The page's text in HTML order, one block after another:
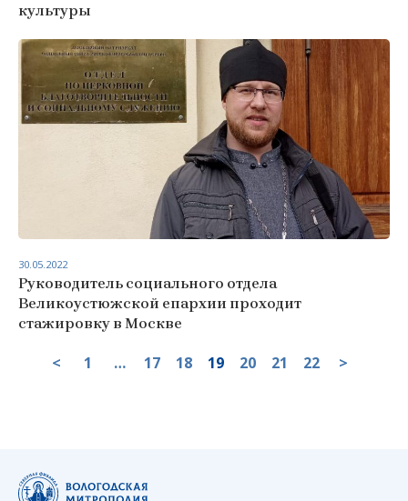
культуры
Руководитель социального отдела
Великоустюжской епархии проходит
стажировку в Москве
30.05.2022
< 1 … 17 18 19 20 21 22 >